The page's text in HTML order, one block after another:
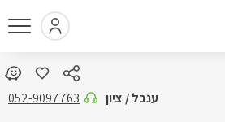
ענבל / ציון 052-9097763